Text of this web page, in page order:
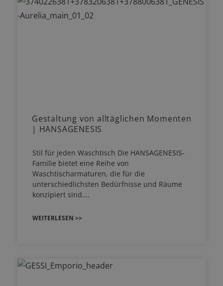
Gestaltung von alltäglichen Momenten
| HANSAGENESIS
Stil für jeden Waschtisch Die HANSAGENESIS-
Familie bietet eine Reihe von
Waschtischarmaturen, die für die
unterschiedlichsten Bedürfnisse und Räume
konzipiert sind.…
WEITERLESEN >>